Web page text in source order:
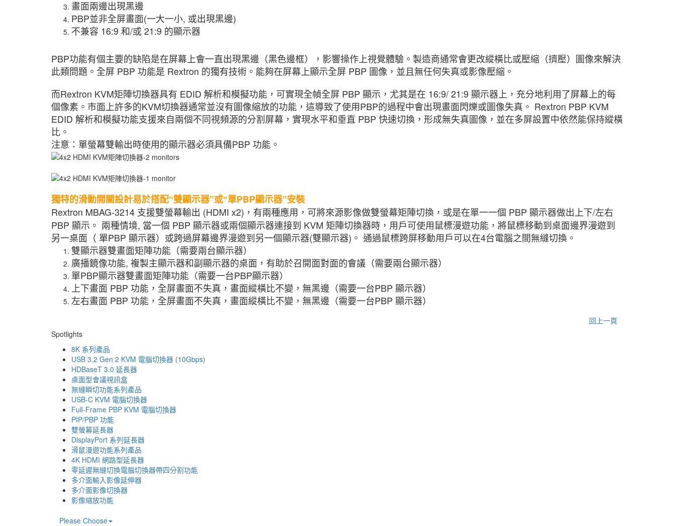
畫面兩邊出現黑邊
PBP並非全屏畫面(一大一小, 或出現黑邊)
不兼容 16:9 和/或 21:9 的顯示器
PBP功能有個主要的缺陷是在屏幕上會一直出現黑邊（黑色邊框），影響操作上視覺體驗。製造商通常會更改縱橫比或壓縮（擠壓）圖像來解決
此類問題。全屏 PBP 功能是 Rextron 的獨有技術。能夠在屏幕上顯示全屏 PBP 圖像，並且無任何失真或影像壓縮。
而Rextron KVM矩陣切換器具有 EDID 解析和模擬功能，可實現全幀全屏 PBP 顯示，尤其是在 16:9/ 21:9 顯示器上，充分地利用了屏幕上的每
個像素。市面上許多的KVM切換器通常並沒有圖像縮放的功能，這導致了使用PBP的過程中會出現畫面閃爍或圖像失真。 Rextron PBP KVM
EDID 解析和模擬功能支援來自兩個不同視頻源的分割屏幕，實現水平和垂直 PBP 快速切換，形成無失真圖像，並在多屏設置中依然能保持縱橫
比。
注意：單螢幕雙輸出時使用的顯示器必須具備PBP 功能。
獨特的滑動開關設計易於搭配“雙顯示器”或“單PBP顯示器”安裝
Rextron MBAG-3214 支援雙螢幕輸出 (HDMI x2)，有兩種應用，可將來源影像做雙螢幕矩陣切換，或是在單一一個 PBP 顯示器做出上下/左右
PBP 顯示。 兩種情境, 當一個 PBP 顯示器或兩個顯示器連接到 KVM 矩陣切換器時，用戶可使用鼠標漫遊功能，將鼠標移動到桌面邊界漫遊到
另一桌面（ 單PBP 顯示器）或跨過屏幕邊界漫遊到另一個顯示器(雙顯示器)。 通過鼠標跨屏移動用戶可以在4台電腦之間無縫切換。
雙顯示器雙畫面矩陣功能（需要兩台顯示器）
廣播鏡像功能, 複製主顯示器和副顯示器的桌面，有助於召開面對面的會議（需要兩台顯示器）
單PBP顯示器雙畫面矩陣功能（需要一台PBP顯示器）
上下畫面 PBP 功能，全屏畫面不失真，畫面縱橫比不變，無黑邊（需要一台PBP 顯示器）
左右畫面 PBP 功能，全屏畫面不失真，畫面縱橫比不變，無黑邊（需要一台PBP 顯示器）
回上一頁
Spotlights
8K 系列產品
USB 3.2 Gen 2 KVM 電腦切換器 (10Gbps)
HDBaseT 3.0 延長器
桌面型會議視訊盒
無縫瞬切功能系列產品
USB-C KVM 電腦切換器
Full-Frame PBP KVM 電腦切換器
PIP/PBP 功能
雙螢幕延長器
DisplayPort 系列延長器
滑鼠漫遊功能系列產品
4K HDMI 網路型延長器
零延遲無縫切換電腦切換器帶四分割功能
多介面輸入影像延伸器
多介面影像切換器
影像縮放功能
Please Choose